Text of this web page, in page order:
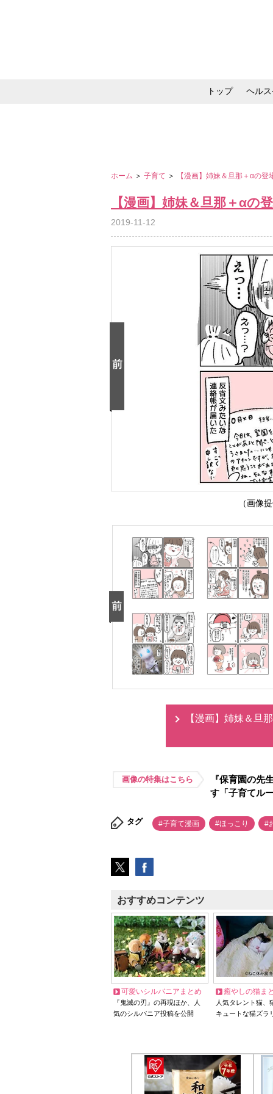
トップ ヘル
ホーム ＞ 子育て ＞ 【漫画】姉妹＆旦那＋αの
【漫画】姉妹＆旦那＋αの
2019-11-12
（画像
【漫画】姉妹＆旦
画像の特集はこちら
『保育園の先
す「子育てル
タグ #子育て漫画 #ほっこり #
おすすめコンテンツ
可愛いシルバニアまとめ
『鬼滅の刃』の再現ほか、人
気のシルバニア投稿を公開
癒やしの猫ま
人気タレント猫
キュートな猫ズラ